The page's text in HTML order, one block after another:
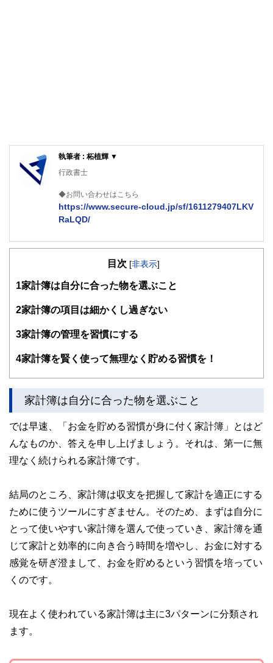
執筆者 : 柘植輝 ▼
行政書士
◆お問い合わせはこちら
https://www.secure-cloud.jp/sf/1611279407LKV
RaLQD/
２級ファイナンシャルプランナー
活かして活動を始める。
する傍ら、フリーライターとして精力的に活動中。広範な知
目次 [非表示]
1 家計簿は自分に合った物を選ぶこと
2家計簿の項目は細かくし過ぎない
3家計簿の管理を習慣にする
4家計簿を賢く使って無理なく貯める習慣を！
家計簿は自分に合った物を選ぶこと
では早速、「お金を貯める習慣が身に付く家計簿」とはど
んなものか、答えを申し上げましょう。それは、第一に無
理なく続けられる家計簿です。
結局のところ、家計簿は収支を把握して家計を適正にする
ために使うツールにすぎません。そのため、まずは自分に
とって使いやすい家計簿を選んで使っていき、家計簿を通
じて家計と効率的に向き合う時間を増やし、お金に対する
感覚を研ぎ澄まして、お金を貯めるという習慣を培ってい
くのです。
現在よく使われている家計簿は主に3パターンに分類され
ます。